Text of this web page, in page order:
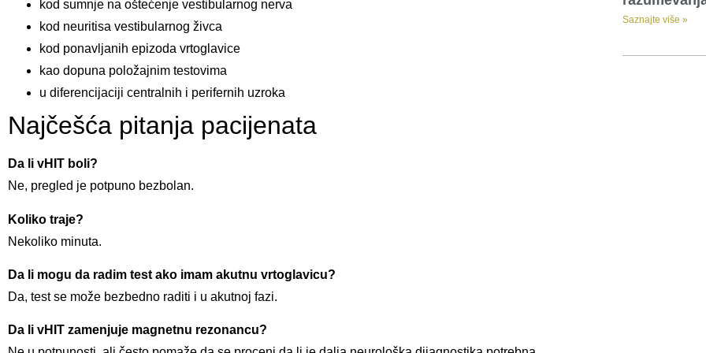
kod sumnje na oštećenje vestibularnog nerva
kod neuritisa vestibularnog živca
kod ponavljanih epizoda vrtoglavice
kao dopuna položajnim testovima
u diferencijaciji centralnih i perifernih uzroka
Najčešća pitanja pacijenata
Da li vHIT boli?
Ne, pregled je potpuno bezbolan.
Koliko traje?
Nekoliko minuta.
Da li mogu da radim test ako imam akutnu vrtoglavicu?
Da, test se može bezbedno raditi i u akutnoj fazi.
Da li vHIT zamenjuje magnetnu rezonancu?
Saznajte više »